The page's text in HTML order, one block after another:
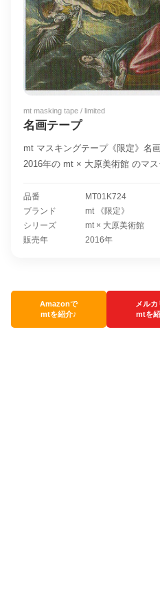
mt masking tape / limited
名画テープ
mt マスキングテープ《限定》名
2016年の mt × 大原美術館 のマス
品番
MT01K724
ブランド
mt 《限定》
シリーズ
mt × 大原美術館
販売年
2016年
Amazonで
mtを紹介♪
メルカ
mtを